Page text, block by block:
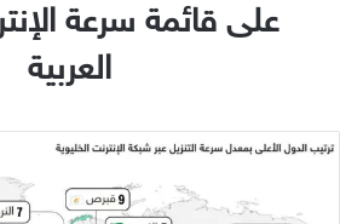
على قائمة سرعة
العربية